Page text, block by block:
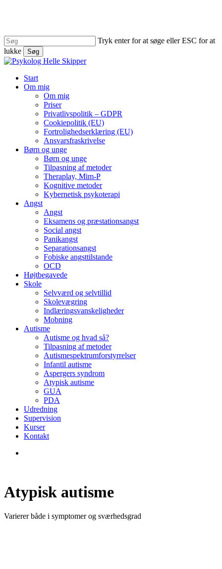
content
Tryk enter for at søge eller ESC for at
lukke
Søg
Close
search
Menu
Start
Om mig
Om mig
Priser
Privatlivspolitik – GDPR
Cookiepolitik (EU)
Fortrolighedserklæring (EU)
Ansvarsfraskrivelse
Børn og unge
Børn og unge
Tilpasning af metoder
Theraplay, Mim-P
Kognitive metoder
Kybernetisk psykoterapi
Angst
Angst
Eksamens og præstationsangst
Social angst
Panikangst
Separationsangst
Fobiske angsttilstande
OCD
Højtbegavede
Skole
Selvværd og selvtillid
Skolevægring
Indlæringsvanskeligheder
Mobning
Autisme
Autisme og hvad så?
Tilpasning af metoder
Autismespektrumforstyrrelser
Infantil autisme
Aspergers syndrom
Atypisk autisme
GUA
PDA
Udredning
Supervision
Kurser
Kontakt
Atypisk autisme
Varierer både i symptomer og sværhedsgrad